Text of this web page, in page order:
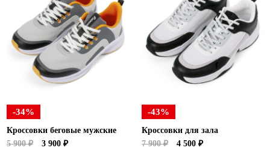
-34%
Кроссовки беговые мужские
5 900 ₽
3 900 ₽
-43%
Кроссовки для зала
7 900 ₽
4 500 ₽